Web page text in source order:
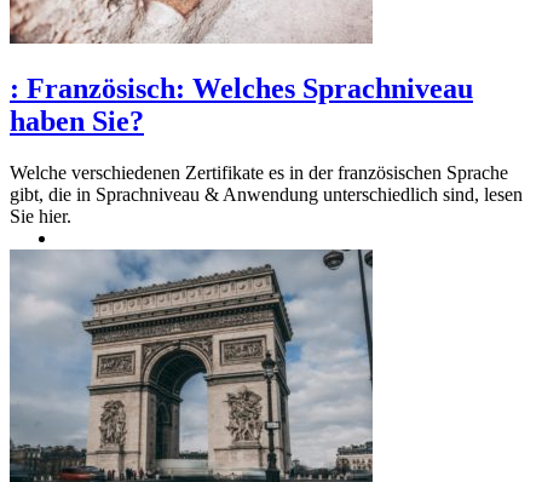
: Französisch: Welches Sprachniveau
haben Sie?
Welche verschiedenen Zertifikate es in der französischen Sprache
gibt, die in Sprachniveau & Anwendung unterschiedlich sind, lesen
Sie hier.